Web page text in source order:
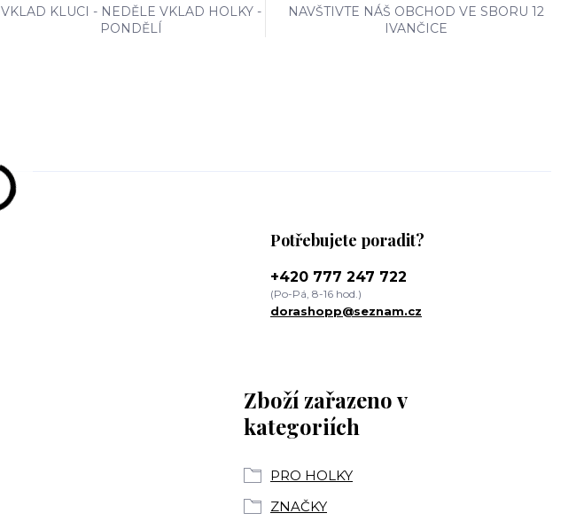
VKLAD KLUCI - NEDĚLE VKLAD HOLKY -
PONDĚLÍ
NAVŠTIVTE NÁŠ OBCHOD VE SBORU 12
IVANČICE
Zboží zařazeno v
kategoriích
PRO HOLKY
ZNAČKY
Potřebujete poradit?
+420 777 247 722
(Po-Pá, 8-16 hod.)
dorashopp@seznam.cz